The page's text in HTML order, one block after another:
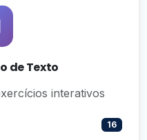
de Texto
interativos
16